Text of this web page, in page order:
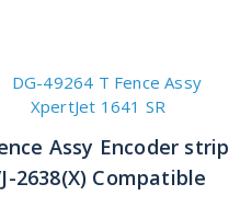
Assy Encoder strip
2638(X) Compatible